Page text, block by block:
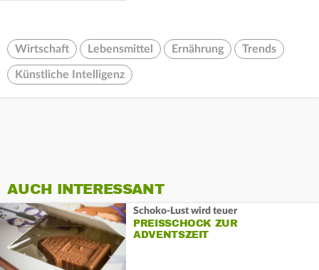
Wirtschaft Lebensmittel Ernährung Trends
Künstliche Intelligenz
AUCH INTERESSANT
Schoko-Lust wird teuer
PREISSCHOCK ZUR
ADVENTSZEIT